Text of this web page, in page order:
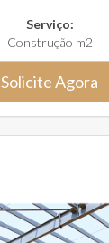
Serviço:
Construção m2
Solicite Agora